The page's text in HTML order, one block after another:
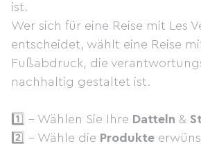
ist.
Wer sich für eine Reise mit Les
entscheidet, wählt eine Reise
Fußabdruck, die
nachhaltig gestaltet ist.
1️⃣ - Wählen Sie Ihre Datteln &
2️⃣ - Wähle die Produkte